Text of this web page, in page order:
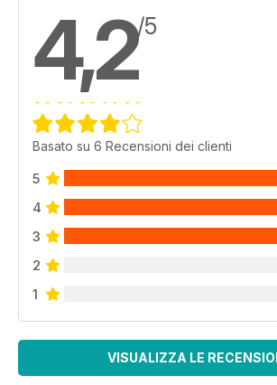
4,2/5
Basato su 6 Recensioni dei clienti
5
4
3
2
1
VISUALIZZA LE